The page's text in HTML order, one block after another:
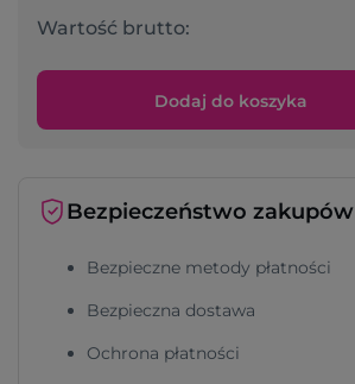
Wartość brutto:
Dodaj do koszyka
Bezpieczeństwo zakupów
Bezpieczne metody płatności
Bezpieczna dostawa
Ochrona płatności